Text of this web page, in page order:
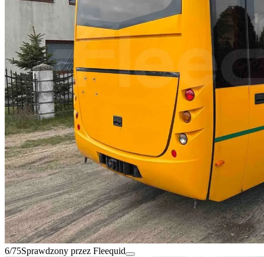
6/75Sprawdzony przez Fleequid